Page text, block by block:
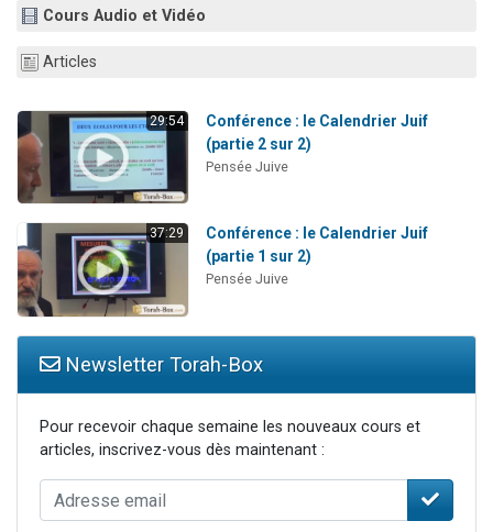
Il reste 49 places pour étudier en groupe sur Zoom
Cours Audio et Vidéo
Articles
29:54
Conférence : le Calendrier Juif
(partie 2 sur 2)
Pensée Juive
37:29
Conférence : le Calendrier Juif
(partie 1 sur 2)
Pensée Juive
Newsletter Torah-Box
Pour recevoir chaque semaine les nouveaux cours et
articles, inscrivez-vous dès maintenant :